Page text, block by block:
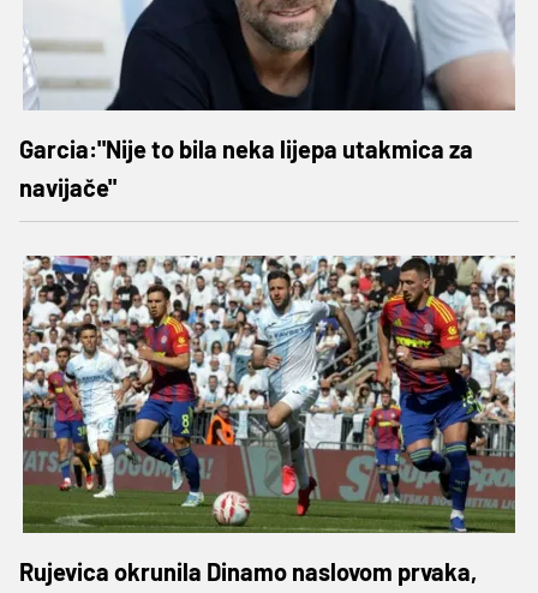
Garcia:"Nije to bila neka lijepa utakmica za
navijače"
Rujevica okrunila Dinamo naslovom prvaka,